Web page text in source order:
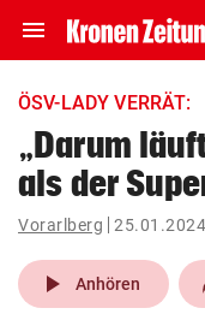
menu Navigation
ein-/ausklappen
account_circle Anmelden
pin_drop
Wien
ÖSV-LADY VERRÄT:
„Darum
als der
Vorarlberg
play_arrow Anhören